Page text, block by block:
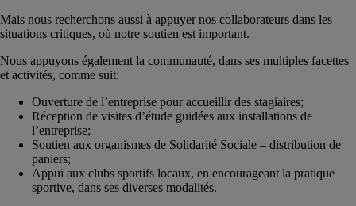
Mais nous recherchons aussi à appuyer nos collaborateurs dans les
situations critiques, où notre soutien est important.
Nous appuyons également la communauté, dans ses multiples facettes
et activités, comme suit:
Ouverture de l’entreprise pour accueillir des stagiaires;
Réception de visites d’étude guidées aux installations de
l’entreprise;
Soutien aux organismes de Solidarité Sociale – distribution de
paniers;
Appui aux clubs sportifs locaux, en encourageant la pratique
sportive, dans ses diverses modalités.